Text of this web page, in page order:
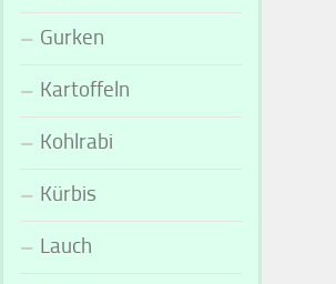
Gurken
Kartoffeln
Kohlrabi
Kürbis
Lauch